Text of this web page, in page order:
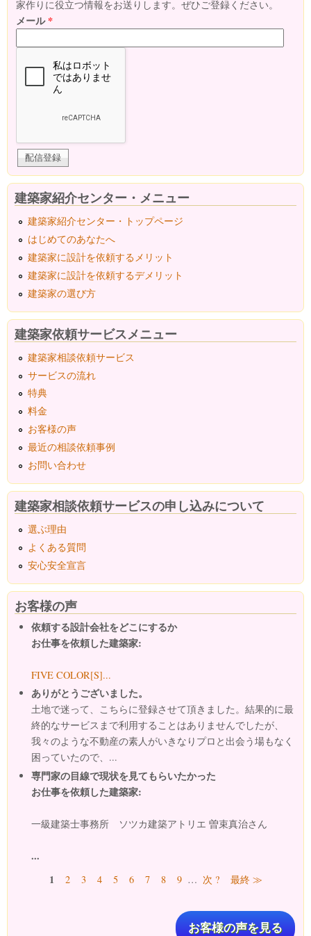
家作りに役立つ情報をお送りします。ぜひご登録ください。
メール*
建築家紹介センター・メニュー
建築家紹介センター・トップページ
はじめてのあなたへ
建築家に設計を依頼するメリット
建築家に設計を依頼するデメリット
建築家の選び方
建築家依頼サービスメニュー
建築家相談依頼サービス
サービスの流れ
特典
料金
お客様の声
最近の相談依頼事例
お問い合わせ
建築家相談依頼サービスの申し込みについて
選ぶ理由
よくある質問
安心安全宣言
お客様の声
依頼する設計会社をどこにするか
お仕事を依頼した建築家:
FIVE COLOR[S]...
ありがとうございました。
土地で迷って、こちらに登録させて頂きました。結果的に最
終的なサービスまで利用することはありませんでしたが、
我々のような不動産の素人がいきなりプロと出会う場もなく
困っていたので、...
専門家の目線で現状を見てもらいたかった
お仕事を依頼した建築家:
一級建築士事務所 ソツカ建築アトリエ 曽束真治さん
...
ページ1 2 3 4 5 6 7 8 9 … 次 ? 最終 ≫
お客様の声を見る